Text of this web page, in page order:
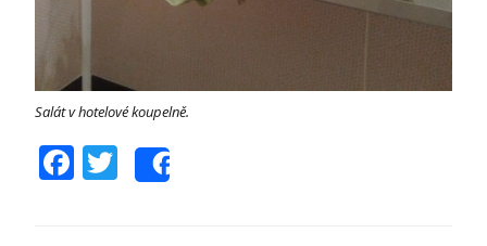
Salát v hotelové koupelně.
Facebook
Twitter